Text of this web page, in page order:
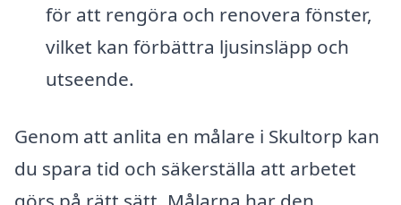
för att rengöra och renovera fönster,
vilket kan förbättra ljusinsläpp och
utseende.
Genom att anlita en målare i Skultorp kan
du spara tid och säkerställa att arbetet